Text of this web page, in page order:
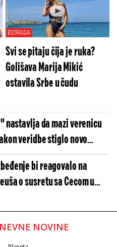
čim mu draga
zatvora"
ESTRADA
Svi se pitaju čija je ruka?
Golišava Marija Mikić
ostavila Srbe u čudu
nastavlja da mazi verenicu
veridbe stiglo novo
iznenađenje!
bi reagovalo na
o susretu sa Cecom u
NOVINE